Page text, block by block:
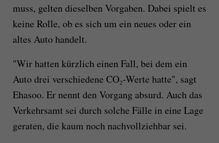
muss, gelten dieselben Vorgaben. Dabei spielt es
keine Rolle, ob es sich um ein neues oder ein
altes Auto handelt.
"Wir hatten kürzlich einen Fall, bei dem ein
Auto drei verschiedene CO₂-Werte hatte", sagt
Ehasoo. Er nennt den Vorgang absurd. Auch das
Verkehrsamt sei durch solche Fälle in eine Lage
geraten, die kaum noch nachvollziehbar sei.